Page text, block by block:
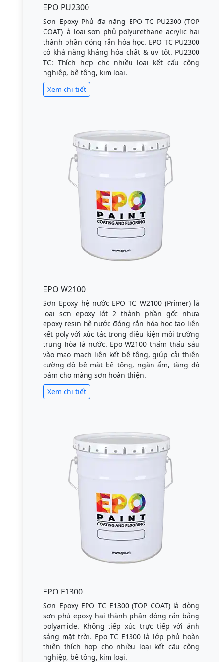
EPO PU2300
Sơn Epoxy Phủ đa năng EPO TC PU2300 (TOP
COAT) là loại sơn phủ polyurethane acrylic hai
thành phần đóng rắn hóa học. EPO TC PU2300
có khả năng kháng hóa chất & uv tốt. PU2300
TC: Thích hợp cho nhiều loại kết cấu công
nghiệp, bê tông, kim loại.
Xem chi tiết
EPO W2100
Sơn Epoxy hệ nước EPO TC W2100 (Primer) là
loại sơn epoxy lót 2 thành phần gốc nhựa
epoxy resin hệ nước đóng rắn hóa học tạo liên
kết poly với xúc tác trong điều kiện môi trường
trung hòa là nước. Epo W2100 thẩm thấu sâu
vào mao mạch liên kết bê tông, giúp cải thiện
cường độ bề mặt bê tông, ngăn ẩm, tăng độ
bám cho màng sơn hoàn thiện.
Xem chi tiết
EPO E1300
Sơn Epoxy EPO TC E1300 (TOP COAT) là dòng
sơn phủ epoxy hai thành phần đóng rắn bằng
polyamide. Không tiếp xúc trực tiếp với ánh
sáng mặt trời. Epo TC E1300 là lớp phủ hoàn
thiện thích hợp cho nhiều loại kết cấu công
nghiệp, bê tông, kim loại.